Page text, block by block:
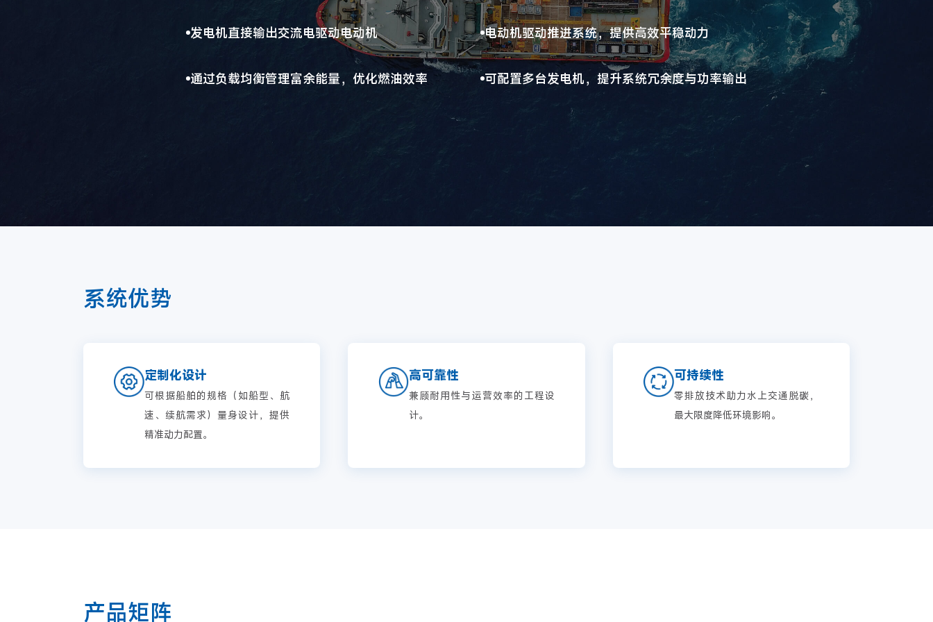
发电机直接输出交流电驱动电动机 电动机驱动推进系统，提供高效平稳动力
通过负载均衡管理富余能量，优化燃油效率 可配置多台发电机，提升系统冗余度与功率输出
系统优势
定制化设计
可根据船舶的规格（如船型、航
速、续航需求）量身设计，提供
精准动力配置。
高可靠性
兼顾耐用性与运营效率的工程设
计。
可持续性
零排放技术助力水上交通脱碳，
最大限度降低环境影响。
产品矩阵